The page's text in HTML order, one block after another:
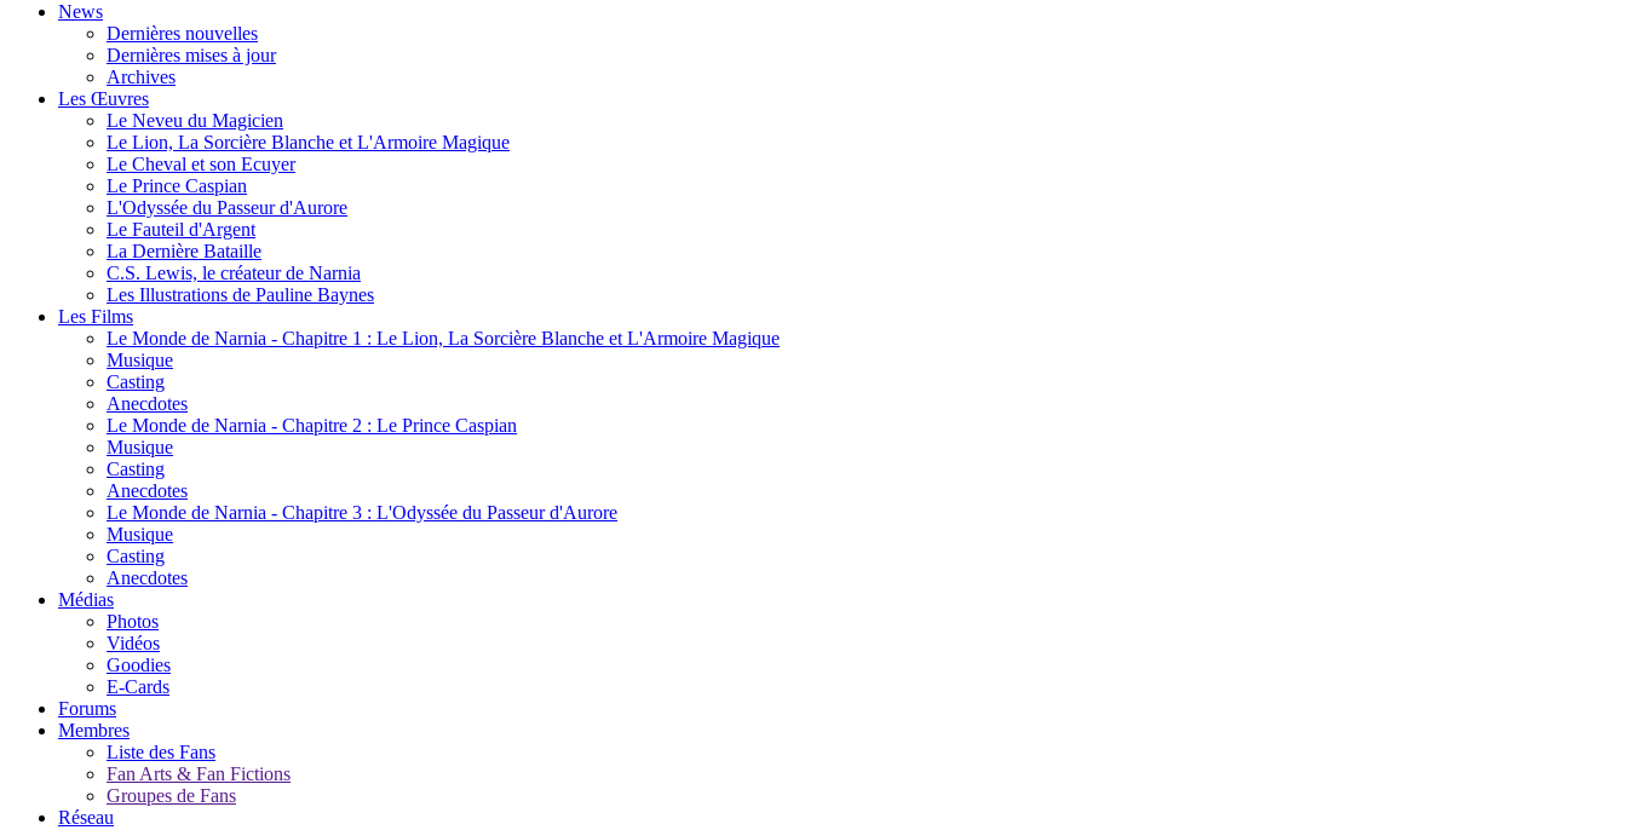
News
Dernières nouvelles
Dernières mises à jour
Archives
Les Œuvres
Le Neveu du Magicien
Le Lion, La Sorcière Blanche et L'Armoire Magique
Le Cheval et son Ecuyer
Le Prince Caspian
L'Odyssée du Passeur d'Aurore
Le Fauteil d'Argent
La Dernière Bataille
C.S. Lewis, le créateur de Narnia
Les Illustrations de Pauline Baynes
Les Films
Le Monde de Narnia - Chapitre 1 : Le Lion, La Sorcière Blanche et L'Armoire Magique
Musique
Casting
Anecdotes
Le Monde de Narnia - Chapitre 2 : Le Prince Caspian
Musique
Casting
Anecdotes
Le Monde de Narnia - Chapitre 3 : L'Odyssée du Passeur d'Aurore
Musique
Casting
Anecdotes
Médias
Photos
Vidéos
Goodies
E-Cards
Forums
Membres
Liste des Fans
Fan Arts & Fan Fictions
Groupes de Fans
Réseau